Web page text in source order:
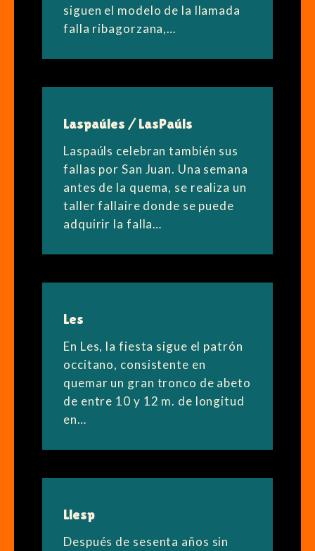
siguen el modelo de la llamada
falla ribagorzana,…
Laspaúles / LasPaúls
Laspaúls celebran también sus
fallas por San Juan. Una semana
antes de la quema, se realiza un
taller fallaire donde se puede
adquirir la falla…
Les
En Les, la fiesta sigue el patrón
occitano, consistente en
quemar un gran tronco de abeto
de entre 10 y 12 m. de longitud
en…
Llesp
Después de sesenta años sin